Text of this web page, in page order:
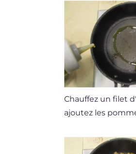
Chauffez un filet
ajoutez les